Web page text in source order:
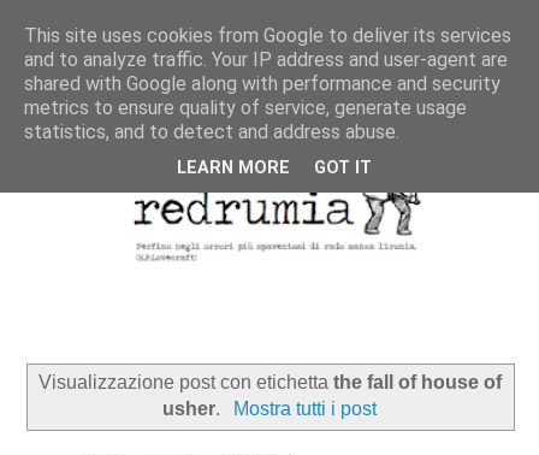
Visualizzazione post con etichetta the fall of house of
usher. Mostra tutti i post
This site uses cookies from Google to deliver its services
and to analyze traffic. Your IP address and user-agent are
shared with Google along with performance and security
metrics to ensure quality of service, generate usage
statistics, and to detect and address abuse.
LEARN MORE GOT IT